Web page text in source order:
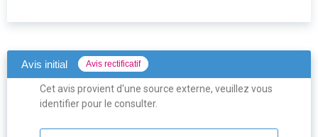
Avis initial Avis rectificatif
Cet avis provient d'une source externe, veuillez vous
identifier pour le consulter.